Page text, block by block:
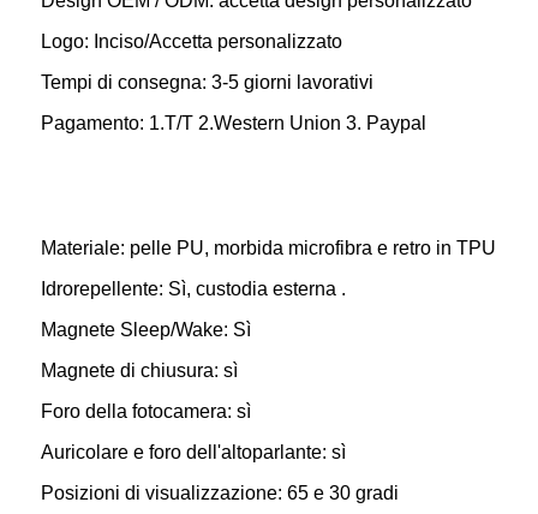
Logo: Inciso/Accetta personalizzato
Tempi di consegna: 3-5 giorni lavorativi
Pagamento: 1.T/T 2.Western Union 3. Paypal
Materiale: pelle PU, morbida microfibra e retro in TPU
Idrorepellente: Sì, custodia esterna .
Magnete Sleep/Wake: Sì
Magnete di chiusura: sì
Foro della fotocamera: sì
Auricolare e foro dell'altoparlante: sì
Posizioni di visualizzazione: 65 e 30 gradi